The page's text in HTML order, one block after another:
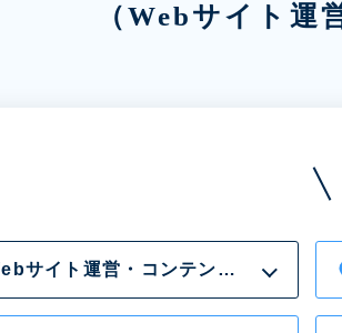
（Webサイト運
Webサイト運営・コンテンツ企画・ライター・編集